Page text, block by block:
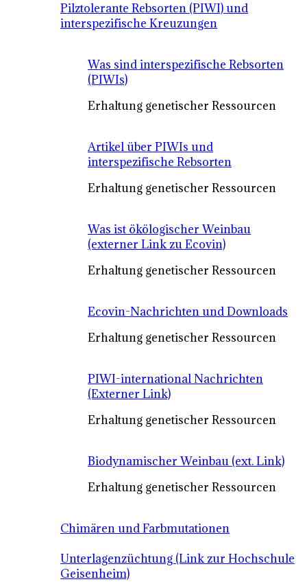
Pilztolerante Rebsorten (PIWI) und
interspezifische Kreuzungen
Was sind interspezifische Rebsorten
(PIWIs)
Erhaltung genetischer Ressourcen
Artikel über PIWIs und
interspezifische Rebsorten
Erhaltung genetischer Ressourcen
Was ist ökölogischer Weinbau
(externer Link zu Ecovin)
Erhaltung genetischer Ressourcen
Ecovin-Nachrichten und Downloads
Erhaltung genetischer Ressourcen
PIWI-international Nachrichten
(Externer Link)
Erhaltung genetischer Ressourcen
Biodynamischer Weinbau (ext. Link)
Erhaltung genetischer Ressourcen
Chimären und Farbmutationen
Unterlagenzüchtung (Link zur Hochschule
Geisenheim)